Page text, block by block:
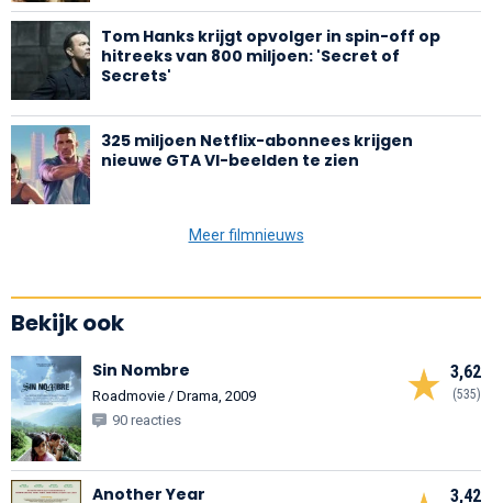
Tom Hanks krijgt opvolger in spin-off op
hitreeks van 800 miljoen: 'Secret of
Secrets'
325 miljoen Netflix-abonnees krijgen
nieuwe GTA VI-beelden te zien
Meer filmnieuws
Bekijk ook
3,62
(535)
Sin Nombre
Roadmovie / Drama, 2009
90 reacties
3,42
Another Year